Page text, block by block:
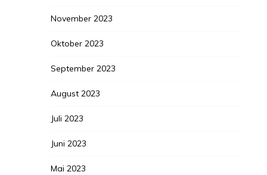
November 2023
Oktober 2023
September 2023
August 2023
Juli 2023
Juni 2023
Mai 2023